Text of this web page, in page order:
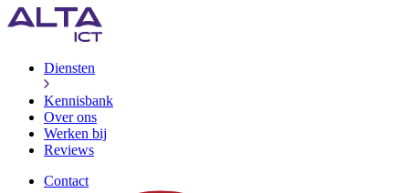
Diensten
Kennisbank
Over ons
Werken bij
Reviews
Contact